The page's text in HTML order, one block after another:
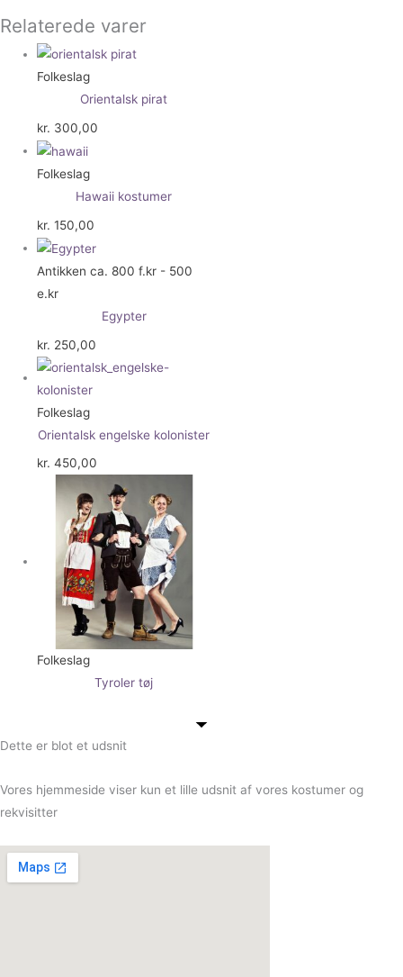
Relaterede varer
Folkeslag
Orientalsk pirat
kr. 300,00
Folkeslag
Hawaii kostumer
kr. 150,00
Antikken ca. 800 f.kr - 500
e.kr
Egypter
kr. 250,00
Folkeslag
Orientalsk engelske kolonister
kr. 450,00
Folkeslag
Tyroler tøj
Dette er blot et udsnit
Vores hjemmeside viser kun et lille udsnit af vores kostumer og
rekvisitter